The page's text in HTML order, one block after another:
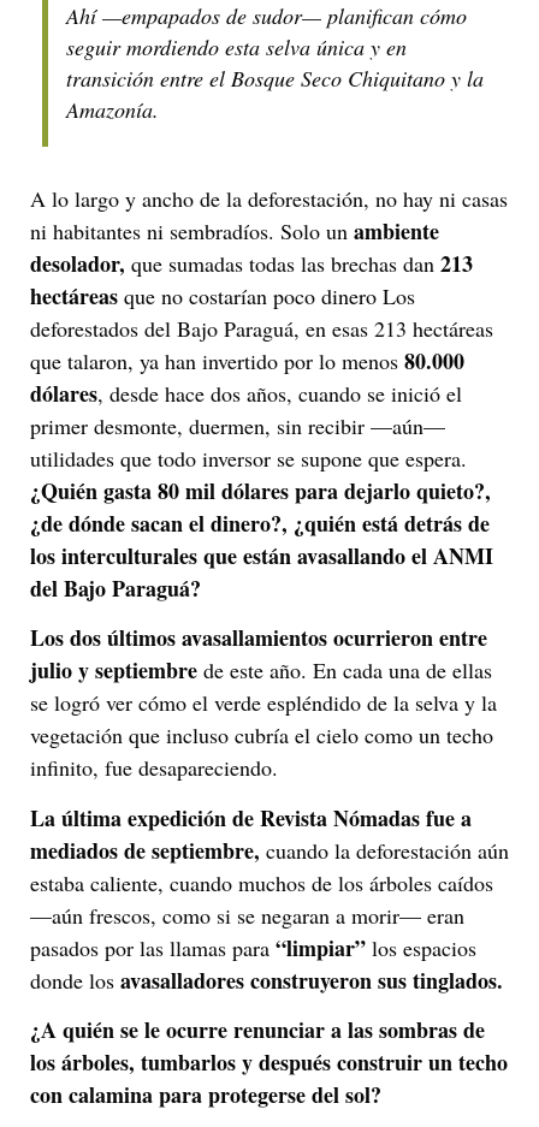
Ahí —empapados de sudor— planifican cómo
seguir mordiendo esta selva única y en
transición entre el Bosque Seco Chiquitano y la
Amazonía.
A lo largo y ancho de la deforestación, no hay ni casas
ni habitantes ni sembradíos. Solo un ambiente
desolador, que sumadas todas las brechas dan 213
hectáreas que no costarían poco dinero Los
deforestados del Bajo Paraguá, en esas 213 hectáreas
que talaron, ya han invertido por lo menos 80.000
dólares, desde hace dos años, cuando se inició el
primer desmonte, duermen, sin recibir —aún—
utilidades que todo inversor se supone que espera.
¿Quién gasta 80 mil dólares para dejarlo quieto?,
¿de dónde sacan el dinero?, ¿quién está detrás de
los interculturales que están avasallando el ANMI
del Bajo Paraguá?
Los dos últimos avasallamientos ocurrieron entre
julio y septiembre de este año. En cada una de ellas
se logró ver cómo el verde espléndido de la selva y la
vegetación que incluso cubría el cielo como un techo
infinito, fue desapareciendo.
La última expedición de Revista Nómadas fue a
mediados de septiembre, cuando la deforestación aún
estaba caliente, cuando muchos de los árboles caídos
—aún frescos, como si se negaran a morir— eran
pasados por las llamas para “limpiar” los espacios
donde los avasalladores construyeron sus tinglados.
¿A quién se le ocurre renunciar a las sombras de
los árboles, tumbarlos y después construir un techo
con calamina para protegerse del sol?